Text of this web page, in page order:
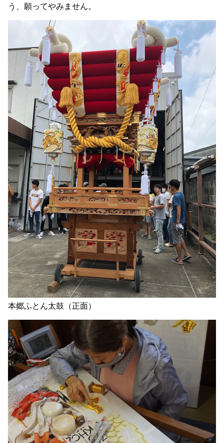
う、願ってやみません。
本郷ふとん太鼓（正面）